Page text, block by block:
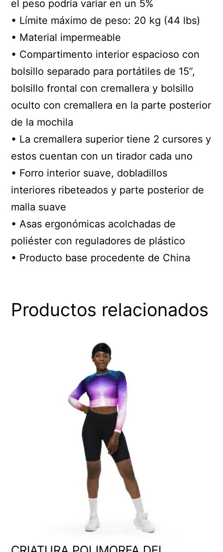
el peso podría variar en un 5%
• Límite máximo de peso: 20 kg (44 lbs)
• Material impermeable
• Compartimento interior espacioso con
bolsillo separado para portátiles de 15”,
bolsillo frontal con cremallera y bolsillo
oculto con cremallera en la parte posterior
de la mochila
• La cremallera superior tiene 2 cursores y
estos cuentan con un tirador cada uno
• Forro interior suave, dobladillos
interiores ribeteados y parte posterior de
malla suave
• Asas ergonómicas acolchadas de
poliéster con reguladores de plástico
• Producto base procedente de China
Productos relacionados